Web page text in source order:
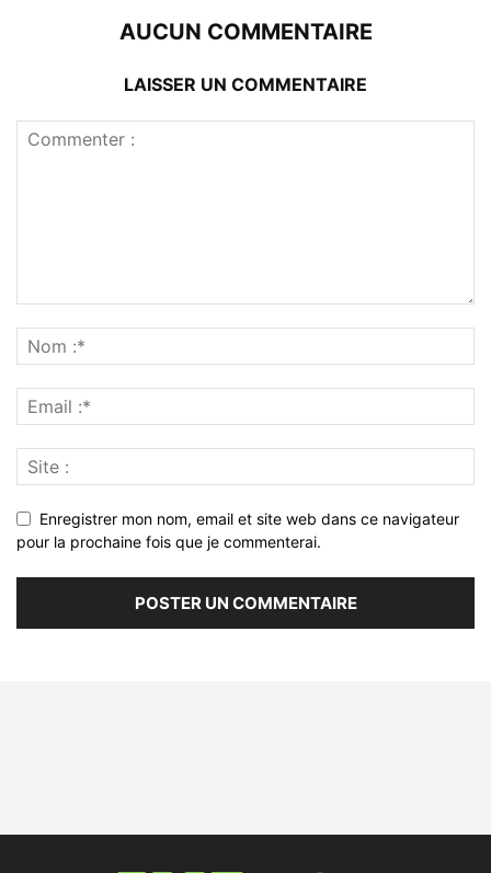
AUCUN COMMENTAIRE
LAISSER UN COMMENTAIRE
Enregistrer mon nom, email et site web dans ce navigateur
pour la prochaine fois que je commenterai.